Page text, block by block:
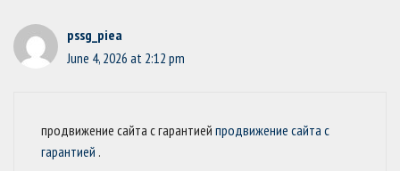
pssg_piea
June 4, 2026 at 2:12 pm
продвижение сайта с гарантией продвижение сайта с
гарантией .